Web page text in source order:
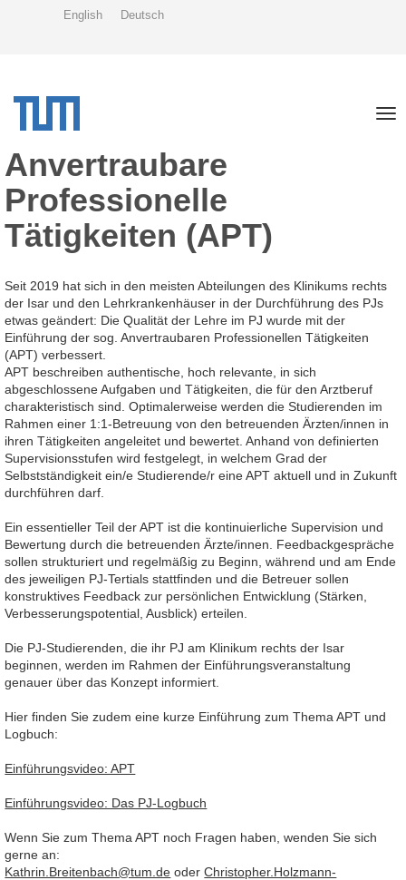
English Deutsch
Anvertraubare
Professionelle
Tätigkeiten (APT)
Seit 2019 hat sich in den meisten Abteilungen des Klinikums rechts
der Isar und den Lehrkrankenhäuser in der Durchführung des PJs
etwas geändert: Die Qualität der Lehre im PJ wurde mit der
Einführung der sog. Anvertraubaren Professionellen Tätigkeiten
(APT) verbessert.
APT beschreiben authentische, hoch relevante, in sich
abgeschlossene Aufgaben und Tätigkeiten, die für den Arztberuf
charakteristisch sind. Optimalerweise werden die Studierenden im
Rahmen einer 1:1-Betreuung von den betreuenden Ärzten/innen in
ihren Tätigkeiten angeleitet und bewertet. Anhand von definierten
Supervisionsstufen wird festgelegt, in welchem Grad der
Selbstständigkeit ein/e Studierende/r eine APT aktuell und in Zukunft
durchführen darf.
Ein essentieller Teil der APT ist die kontinuierliche Supervision und
Bewertung durch die betreuenden Ärzte/innen. Feedbackgespräche
sollen strukturiert und regelmäßig zu Beginn, während und am Ende
des jeweiligen PJ-Tertials stattfinden und die Betreuer sollen
konstruktives Feedback zur persönlichen Entwicklung (Stärken,
Verbesserungspotential, Ausblick) erteilen.
Die PJ-Studierenden, die ihr PJ am Klinikum rechts der Isar
beginnen, werden im Rahmen der Einführungsveranstaltung
genauer über das Konzept informiert.
Hier finden Sie zudem eine kurze Einführung zum Thema APT und
Logbuch:
Einführungsvideo: APT
Einführungsvideo: Das PJ-Logbuch
Wenn Sie zum Thema APT noch Fragen haben, wenden Sie sich
gerne an:
Kathrin.Breitenbach@tum.de oderChristopher.Holzmann-